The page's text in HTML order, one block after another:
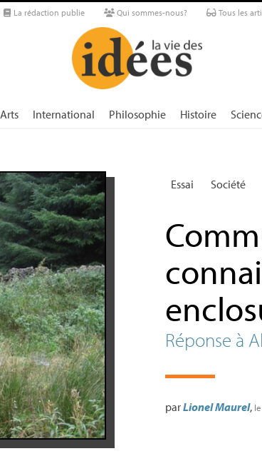
La rédaction publie Qui sommes-nous? Tous les
Arts International Philosophie Histoire
Essai Société
Réponse à
parLionel Maurel,